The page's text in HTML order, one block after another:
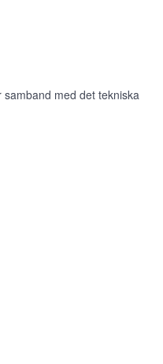
med det tekniska